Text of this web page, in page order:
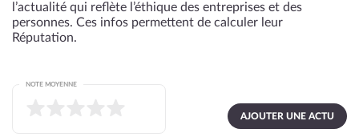
l’actualité qui reflète l’éthique des entreprises et des
personnes. Ces infos permettent de calculer leur
Réputation.
AJOUTER UNE ACTU
NOTE MOYENNE